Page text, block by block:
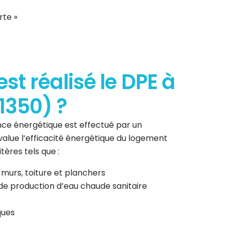
»
réalisé le DPE à
?
énergétique est effectué par un
l’efficacité énergétique du logement
tels que :
murs, toiture et planchers
production d’eau chaude sanitaire